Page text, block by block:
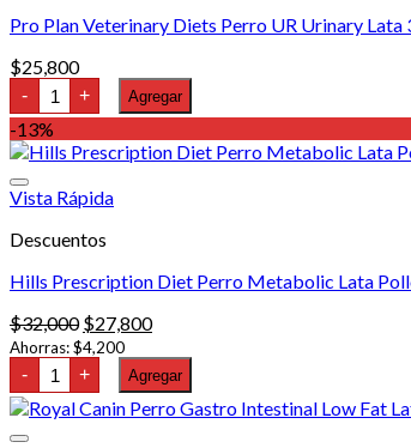
i/d
Pollo
y
Vegetales
13
oz
cantidad
Pro Plan Veterinary Diets Perro UR Urinary Lata
$25,800
- Pro
Plan
Veterinary
Diets
Perro
Urinary
380
cantidad
+ Agregar
-13%
Vista Rápida
Descuentos
Hills Prescription Diet Perro Metabolic Lata
$32,000 El
precio
original
era:
$32,000.
$27,800El
actual
es:
$27,800.
Ahorras:$4,200
- Hills
Prescription
Diet
Perro
+ Agregar